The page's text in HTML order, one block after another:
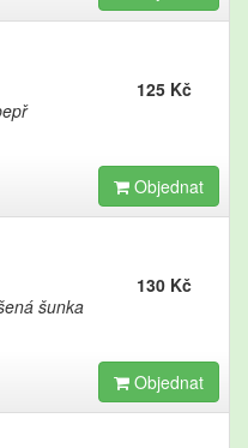
125 Kč
Objednat
šunka
130 Kč
Objednat